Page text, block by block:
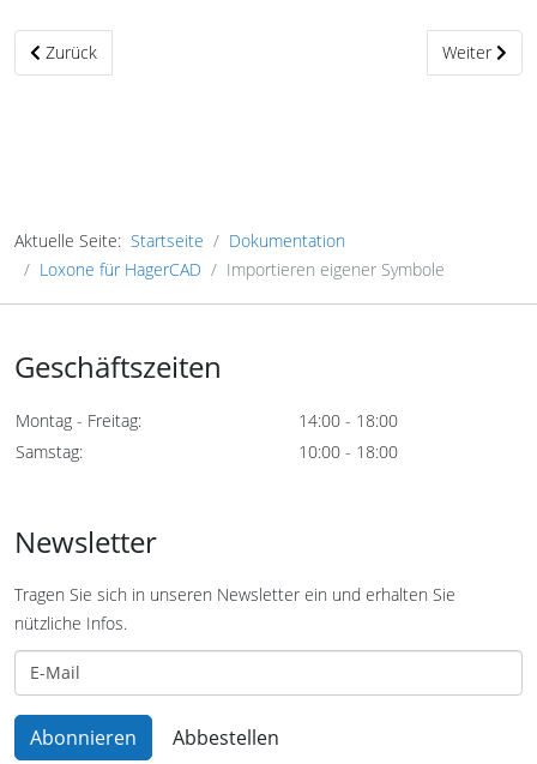
Vorheriger Beitrag: Allgemeines über HagerCAD
Zurück Nächster
Weiter
Aktuelle Seite: Startseite
Dokumentation
Loxone für HagerCAD
Importieren eigener Symbole
Geschäftszeiten
Montag - Freitag:
14:00 - 18:00
Samstag:
10:00 - 18:00
Newsletter
Tragen Sie sich in unseren Newsletter ein und erhalten Sie
nützliche Infos.